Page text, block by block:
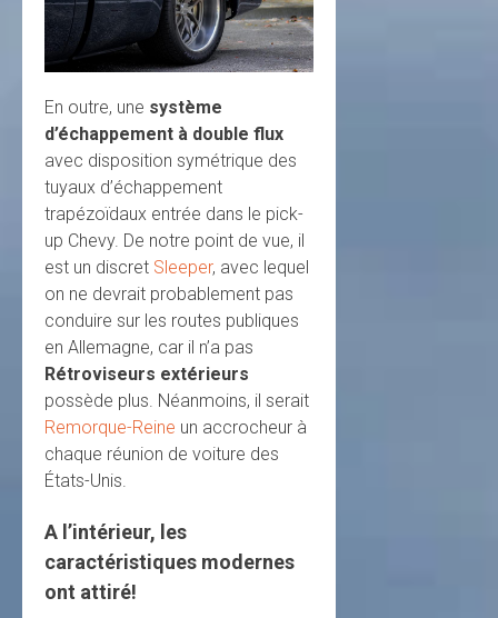
En outre, une système
d’échappement à double flux
avec disposition symétrique des
tuyaux d’échappement
trapézoïdaux entrée dans le pick-
up Chevy. De notre point de vue, il
est un discret Sleeper, avec lequel
on ne devrait probablement pas
conduire sur les routes publiques
en Allemagne, car il n’a pas
Rétroviseurs extérieurs
possède plus. Néanmoins, il serait
Remorque-Reine un accrocheur à
chaque réunion de voiture des
États-Unis.
A l’intérieur, les
caractéristiques modernes
ont attiré!